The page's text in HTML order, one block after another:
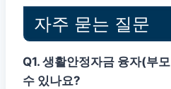
자주 묻는 질문
Q1. 생활안정자금 융자(부
수 있나요?